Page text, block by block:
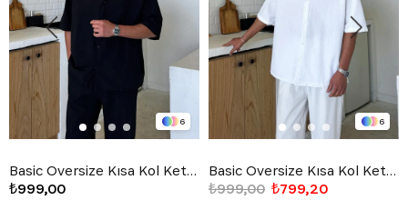
6
Basic Oversize Kısa Kol Keten Gömlek Siyah
₺999,00
6
Basic Oversize Kısa Kol Keten Gömlek Beyaz
₺799,20
₺999,00